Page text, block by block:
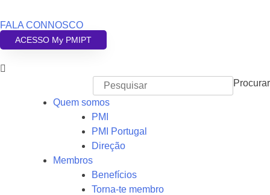
FALA CONNOSCO
ACESSO My PMIPT
Procurar
Quem somos
PMI
PMI Portugal
Direção
Membros
Benefícios
Torna-te membro